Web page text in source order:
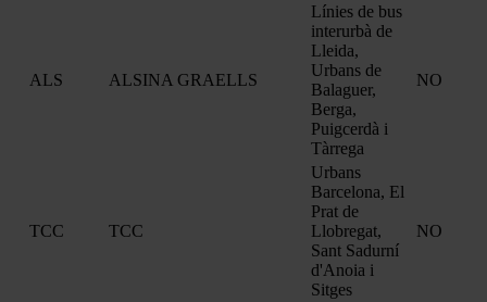
ALS ALSINA GRAELLS
Línies de bus
interurbà de
Lleida,
Urbans de
Balaguer,
Berga,
Puigcerdà i
Tàrrega
NO
TCC TCC
Urbans
Barcelona, El
Prat de
Llobregat,
Sant Sadurní
d'Anoia i
Sitges
NO